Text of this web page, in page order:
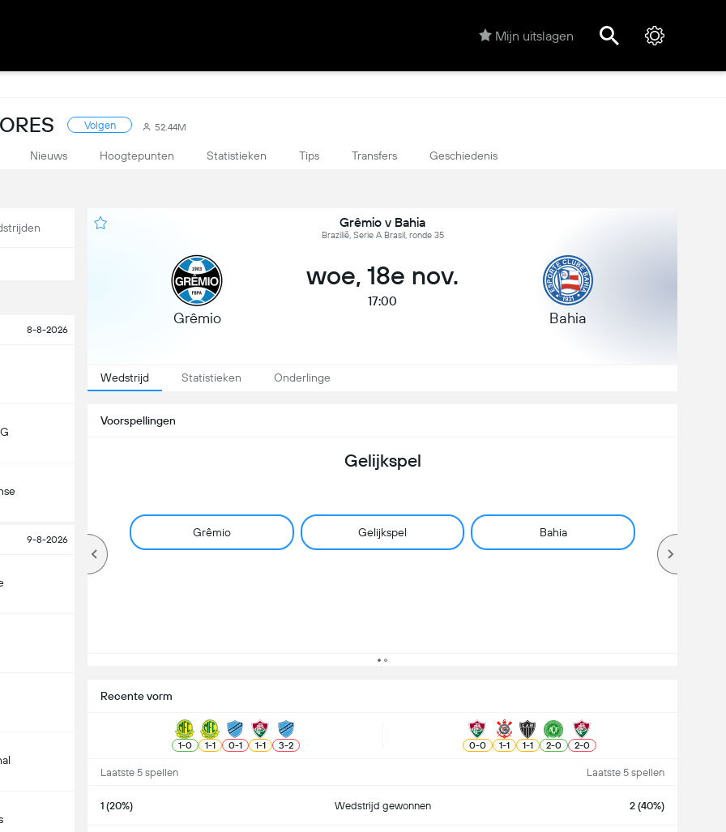
Mijn uitslagen
Volgen 52.44M
Nieuws Hoogtepunten Statistieken Tips Transfers Geschiedenis
8-8-2026
9-8-2026
Grêmio v Bahia
Brazilië, Serie A Brasil, ronde 35
Grêmio
woe, 18e nov.
17:00
Bahia
Wedstrijd Statistieken Onderlinge
Voorspellingen
Gelijkspel
Grêmio Gelijkspel Bahia
Recente vorm
1-0 1-1 0-1 1-1 3-2 0-0 1-1 1-1 2-0 2-0
Laatste 5 spellen Laatste 5 spellen
1 (20%) Wedstrijd gewonnen 2 (40%)